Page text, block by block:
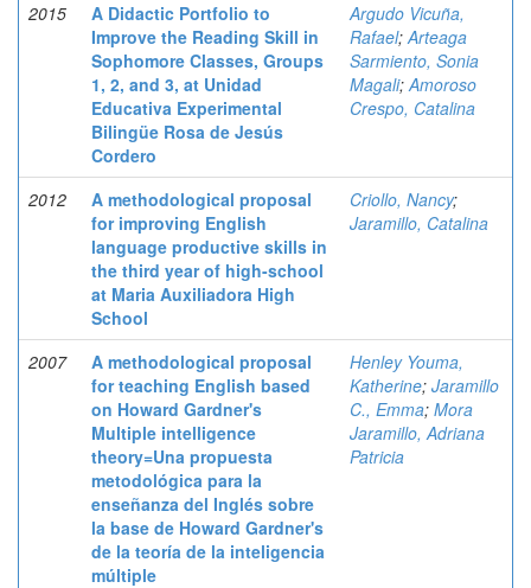
2015
A Didactic Portfolio to
Improve the Reading Skill in
Sophomore Classes, Groups
1, 2, and 3, at Unidad
Educativa Experimental
Bilingüe Rosa de Jesús
Cordero
Argudo Vicuña,
Rafael;Arteaga
Sarmiento, Sonia
Magali;Amoroso
Crespo, Catalina
2012
A methodological proposal
for improving English
language productive skills in
the third year of high-school
at Maria Auxiliadora High
School
Criollo, Nancy;
Jaramillo, Catalina
2007
A methodological proposal
for teaching English based
on Howard Gardner's
Multiple intelligence
theory=Una propuesta
metodológica para la
enseñanza del Inglés sobre
la base de Howard Gardner's
de la teoría de la inteligencia
múltiple
Henley Youma,
Katherine; Jaramillo
C., Emma; Mora
Jaramillo, Adriana
Patricia